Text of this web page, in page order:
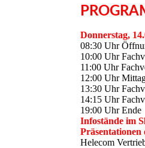
Donnerstag,
08:30 Uhr
10:00 Uhr
11:00 Uhr
12:00 Uhr
13:30 Uhr
14:15 Uhr
19:00 Uhr Ende
Infostände im
Helecom